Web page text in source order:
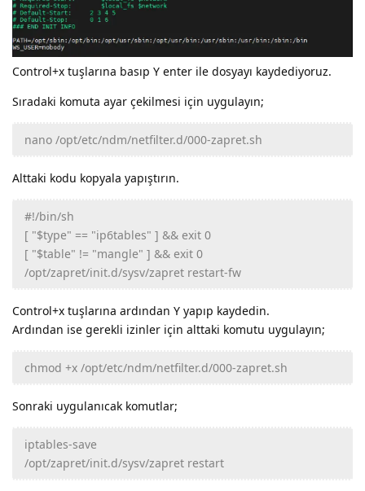
Control+x tuşlarına basıp Y enter ile dosyayı kaydediyoruz.
Sıradaki komuta ayar çekilmesi için uygulayın;
nano /opt/etc/ndm/netfilter.d/000-zapret.sh
Alttaki kodu kopyala yapıştırın.
#!/bin/sh
[ "$type" == "ip6tables" ] && exit 0
[ "$table" != "mangle" ] && exit 0
/opt/zapret/init.d/sysv/zapret restart-fw
Control+x tuşlarına ardından Y yapıp kaydedin.
Ardından ise gerekli izinler için alttaki komutu uygulayın;
chmod +x /opt/etc/ndm/netfilter.d/000-zapret.sh
Sonraki uygulanıcak komutlar;
iptables-save
/opt/zapret/init.d/sysv/zapret restart